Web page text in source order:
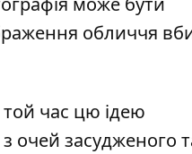
обличчя
час цю ідею
очей засудженого